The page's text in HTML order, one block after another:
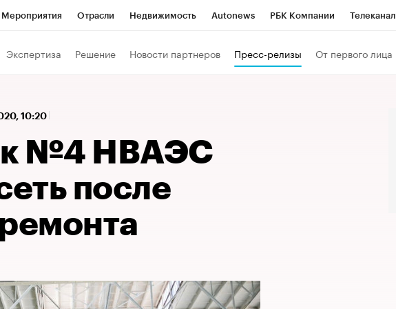
Мероприятия Отрасли Недвижимость Autonews РБК Компании Телеканал
Бизнес Технологии и медиа
Экспертиза Решение Новости партнеров Пресс-релизы От первого лица
10:20
№4 НВАЭС
после